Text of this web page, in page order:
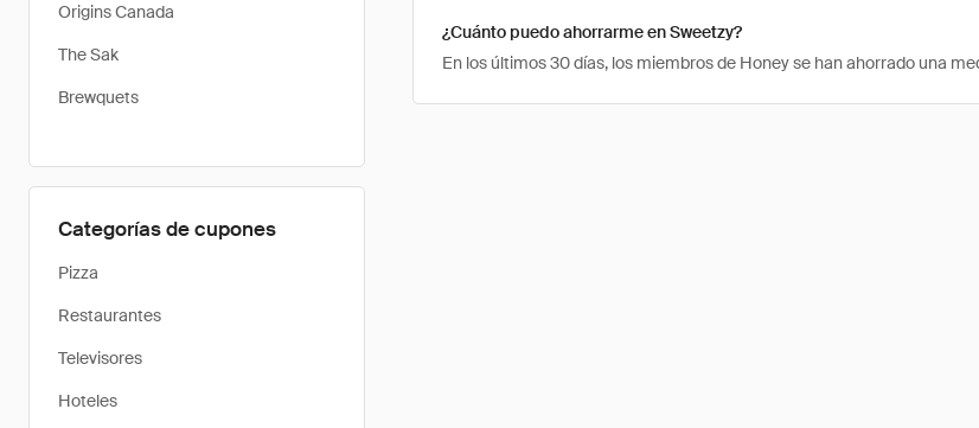
Origins Canada
The Sak
Brewquets
Categorías de cupones
Pizza
Restaurantes
Televisores
Hoteles
¿Cuánto puedo ahorrarme en Sweetzy?
En los últimos 30 días, los miembros de Honey se han ahorrado una